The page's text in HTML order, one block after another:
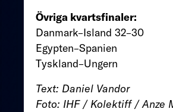
Övriga kvartsfinaler:
Danmark–Island 32–30
Egypten–Spanien
Tyskland–Ungern
Text: Daniel Vandor
Foto: IHF / Kolektiff / Anze